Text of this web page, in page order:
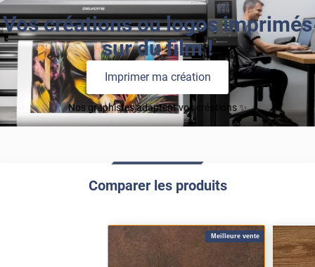
Vos créations ou logos imprimés
sur du film !
Imprimer ma création
Nos graphistes adaptent vos créations ✨
Comparer les produits
Meilleure vente